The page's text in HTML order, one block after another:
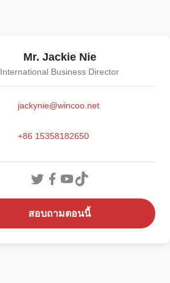
Mr. Jackie Nie
International Business Director
jackynie@wincoo.net
+86 15358182650
สอบถามตอนนี้